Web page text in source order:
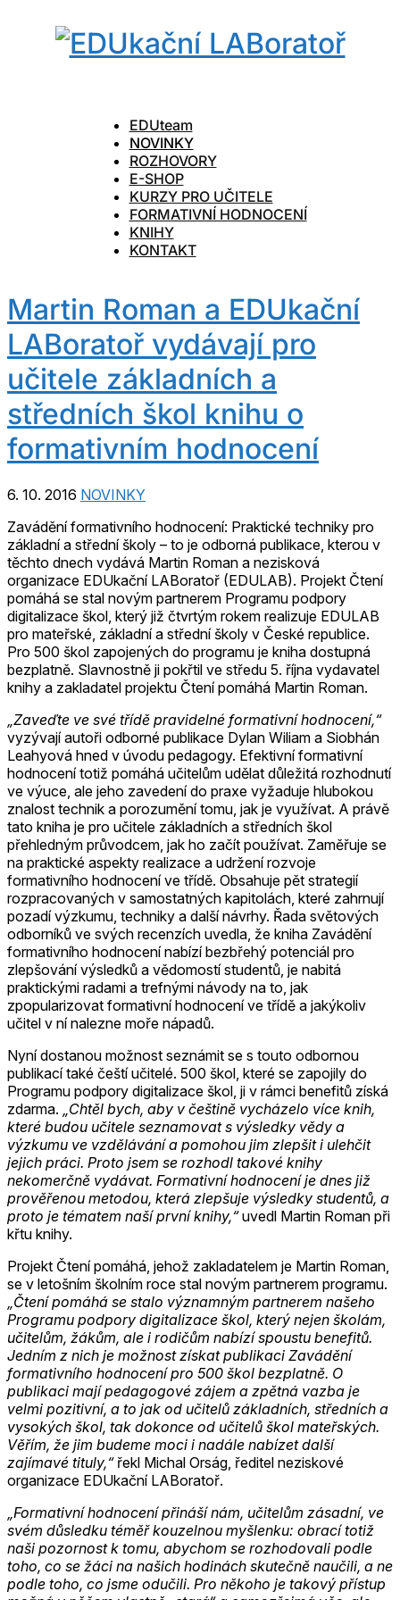
EDUteam
NOVINKY
ROZHOVORY
E-SHOP
KURZY PRO UČITELE
FORMATIVNÍ HODNOCENÍ
KNIHY
KONTAKT
Martin Roman a EDUkační
LABoratoř vydávají pro
učitele základních a
středních škol knihu o
formativním hodnocení
6. 10. 2016 NOVINKY
Zavádění formativního hodnocení: Praktické techniky pro
základní a střední školy – to je odborná publikace, kterou v
těchto dnech vydává Martin Roman a nezisková
organizace EDUkační LABoratoř (EDULAB). Projekt Čtení
pomáhá se stal novým partnerem Programu podpory
digitalizace škol, který již čtvrtým rokem realizuje EDULAB
pro mateřské, základní a střední školy v České republice.
Pro 500 škol zapojených do programu je kniha dostupná
bezplatně. Slavnostně ji pokřtil ve středu 5. října vydavatel
knihy a zakladatel projektu Čtení pomáhá Martin Roman.
„Zaveďte ve své třídě pravidelné formativní hodnocení,“
vyzývají autoři odborné publikace Dylan Wiliam a Siobhán
Leahyová hned v úvodu pedagogy. Efektivní formativní
hodnocení totiž pomáhá učitelům udělat důležitá rozhodnutí
ve výuce, ale jeho zavedení do praxe vyžaduje hlubokou
znalost technik a porozumění tomu, jak je využívat. A právě
tato kniha je pro učitele základních a středních škol
přehledným průvodcem, jak ho začít používat. Zaměřuje se
na praktické aspekty realizace a udržení rozvoje
formativního hodnocení ve třídě. Obsahuje pět strategií
rozpracovaných v samostatných kapitolách, které zahrnují
pozadí výzkumu, techniky a další návrhy. Řada světových
odborníků ve svých recenzích uvedla, že kniha Zavádění
formativního hodnocení nabízí bezbřehý potenciál pro
zlepšování výsledků a vědomostí studentů, je nabitá
praktickými radami a trefnými návody na to, jak
zpopularizovat formativní hodnocení ve třídě a jakýkoliv
učitel v ní nalezne moře nápadů.
Nyní dostanou možnost seznámit se s touto odbornou
publikací také čeští učitelé. 500 škol, které se zapojily do
Programu podpory digitalizace škol, ji v rámci benefitů získá
zdarma.
„Chtěl bych, aby v češtině vycházelo více knih,
které budou učitele seznamovat s výsledky vědy a
výzkumu ve vzdělávání a pomohou jim zlepšit i ulehčit
jejich práci. Proto jsem se rozhodl takové knihy
nekomerčně vydávat. Formativní hodnocení je dnes již
prověřenou metodou, která zlepšuje výsledky studentů, a
proto je tématem naší první knihy,“uvedl Martin Roman při
křtu knihy.
Projekt Čtení pomáhá, jehož zakladatelem je Martin Roman,
se v letošním školním roce stal novým partnerem programu.
„Čtení pomáhá se stalo významným partnerem našeho
Programu podpory digitalizace škol, který nejen školám,
učitelům, žákům, ale i rodičům nabízí spoustu benefitů.
Jedním z nich je možnost získat publikaci Zavádění
formativního hodnocení pro 500 škol bezplatně. O
publikaci mají pedagogové zájem a zpětná vazba je
velmi pozitivní, a to jak od učitelů základních, středních a
vysokých škol, tak dokonce od učitelů škol mateřských.
Věřím, že jim budeme moci i nadále nabízet další
zajímavé tituly,“řekl Michal Orság, ředitel neziskové
organizace EDUkační LABoratoř.
„Formativní hodnocení přináší nám, učitelům zásadní, ve
svém důsledku téměř kouzelnou myšlenku: obrací totiž
naši pozornost k tomu, abychom se rozhodovali podle
toho, co se žáci na našich hodinách skutečně naučili, a ne
podle toho, co jsme odučili. Pro někoho je takový přístup